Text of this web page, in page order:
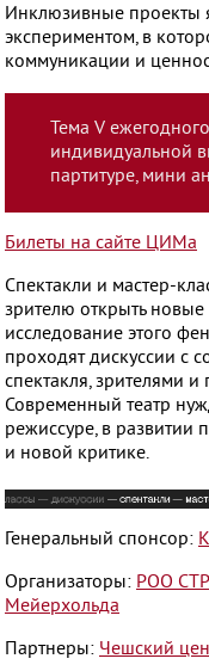
Встречи
История
Медиа
Контакты
Инклюзивные проекты
экспериментом, в
коммуникации и
Тема V
индивидуальной
партитуре, мини
Билеты на сайте ЦИМа
Спектакли и мастер-
зрителю открыть новые
исследование этого
проходят дискуссии с
спектакля, зрителями
Современный театр
режиссуре, в развитии
и новой критике.
Генеральный спонсор:
Организаторы: РОО
Мейерхольда
Партнеры: Чешский